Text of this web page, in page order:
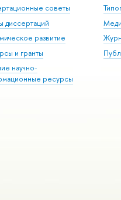
советы
диссертаций
развитие
и гранты
научно-
ресурсы